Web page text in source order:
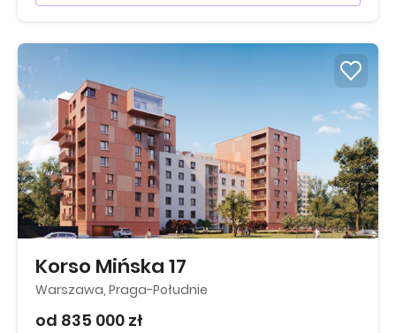
Korso Mińska 17
Warszawa, Praga-Południe
od 835 000 zł